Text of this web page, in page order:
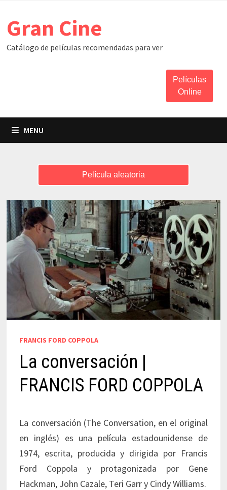
content
Gran Cine
Catálogo de películas recomendadas para ver
Películas
Online
MENU
Película aleatoria
FRANCIS FORD COPPOLA
La conversación |
FRANCIS FORD COPPOLA
La conversación (The Conversation, en el original
en inglés) es una película estadounidense de
1974, escrita, producida y dirigida por Francis
Ford Coppola y protagonizada por Gene
Hackman, John Cazale, Teri Garr y Cindy Williams.